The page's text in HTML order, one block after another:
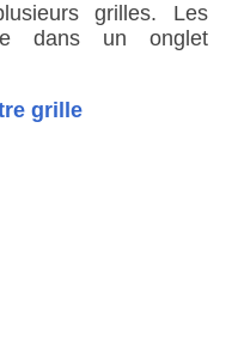
grilles. Les
dans un onglet
grille